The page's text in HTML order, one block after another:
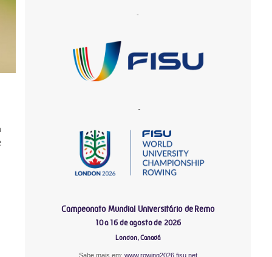
-
-
Campeonato Mundial Universitário de Remo
10 a 16 de agosto de 2026
London, Canadá
Sabe mais em: www.rowing2026.fisu.net